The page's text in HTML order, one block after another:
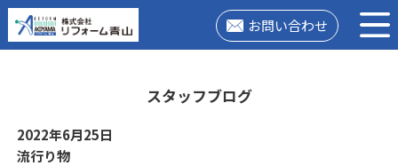
お問い合わせ
スタッフブログ
2022年6月25日
流行り物